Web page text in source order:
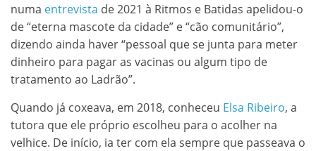
numa entrevista de 2021 à Ritmos e Batidas apelidou-o
de “eterna mascote da cidade” e “cão comunitário”,
dizendo ainda haver “pessoal que se junta para meter
dinheiro para pagar as vacinas ou algum tipo de
tratamento ao Ladrão”.
Quando já coxeava, em 2018, conheceu Elsa Ribeiro, a
tutora que ele próprio escolheu para o acolher na
velhice. De início, ia ter com ela sempre que passeava o